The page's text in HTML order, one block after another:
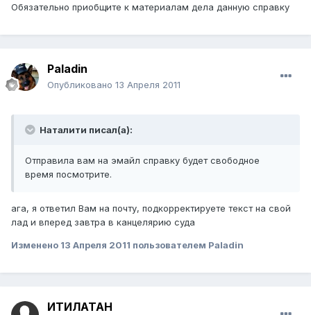
Обязательно приобщите к материалам дела данную справку
Paladin
Опубликовано 13 Апреля 2011
Наталити писал(а):
Отправила вам на эмайл справку будет свободное
время посмотрите.
ага, я ответил Вам на почту, подкорректируете текст на свой
лад и вперед завтра в канцелярию суда
Изменено 13 Апреля 2011 пользователем Paladin
ИТИЛАТАН